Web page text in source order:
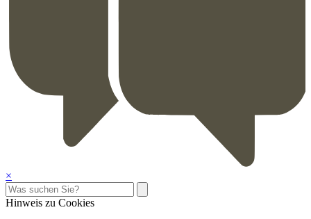
×
Hinweis zu Cookies